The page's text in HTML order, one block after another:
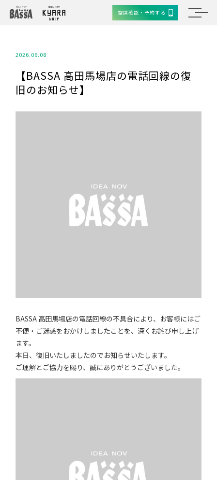
空席確認・予約する
2026.06.08
【BASSA 高田馬場店の電話回線の復
旧のお知らせ】
BASSA 高田馬場店の電話回線の不具合により、お客様にはご
不便・ご迷惑をおかけしましたことを、深くお詫び申し上げ
ます。
本日、復旧いたしましたのでお知らせいたします。
ご理解とご協力を賜り、誠にありがとうございました。